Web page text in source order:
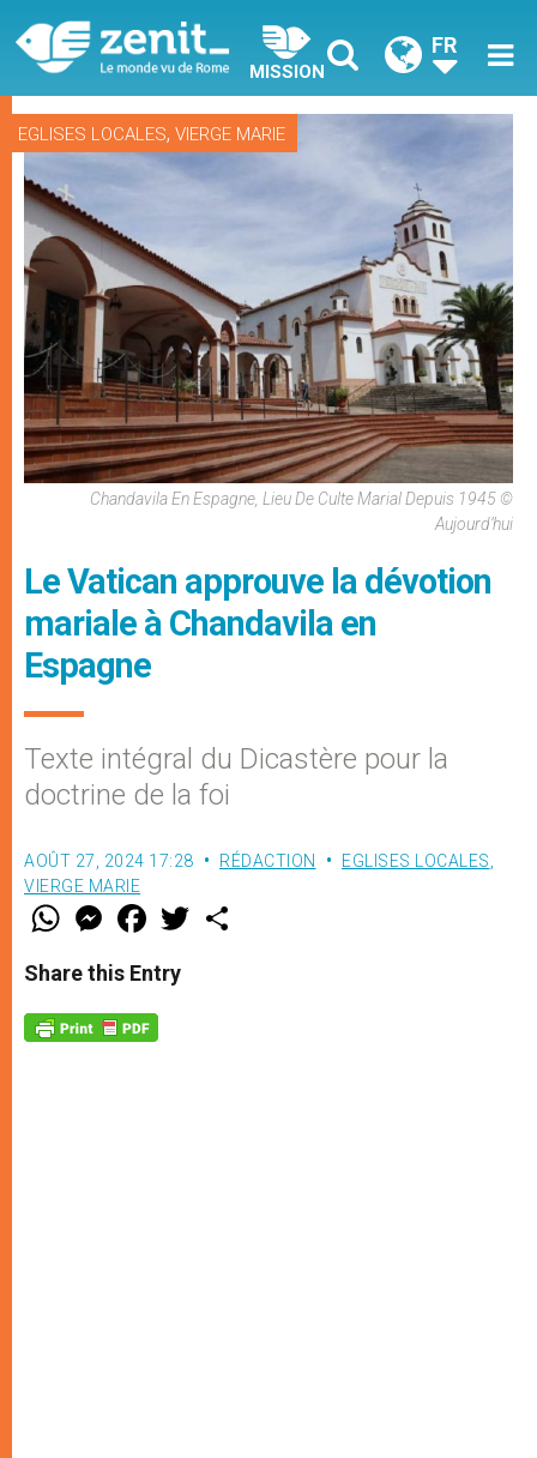
MISSION
FR
EGLISES LOCALES, VIERGE MARIE
Chandavila En Espagne, Lieu De Culte Marial Depuis 1945 ©
Aujourd’hui
Le Vatican approuve la dévotion
mariale à Chandavila en
Espagne
Texte intégral du Dicastère pour la
doctrine de la foi
AOÛT 27, 2024 17:28 RÉDACTION EGLISES LOCALES
VIERGE MARIE
W
t
s
p
p
M
e
s
e
g
e
F
a
e
b
o
k
w
Share this Entry